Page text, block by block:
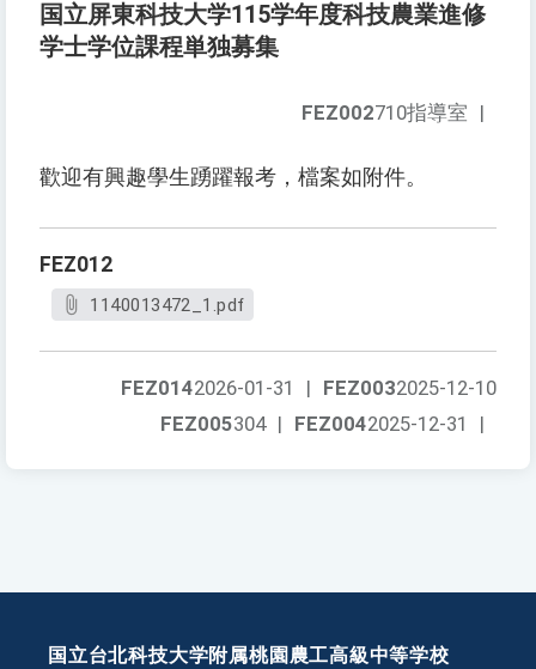
国立屏東科技大学115学年度科技農業進修
学士学位課程単独募集
FEZ002710指導室 |
歡迎有興趣學生踴躍報考，檔案如附件。
FEZ012
1140013472_1.pdf
FEZ0032025-12-10
FEZ0142026-01-31
|
FEZ0042025-12-31 |
FEZ005304 |
国立台北科技大学附属桃園農工高級中等学校